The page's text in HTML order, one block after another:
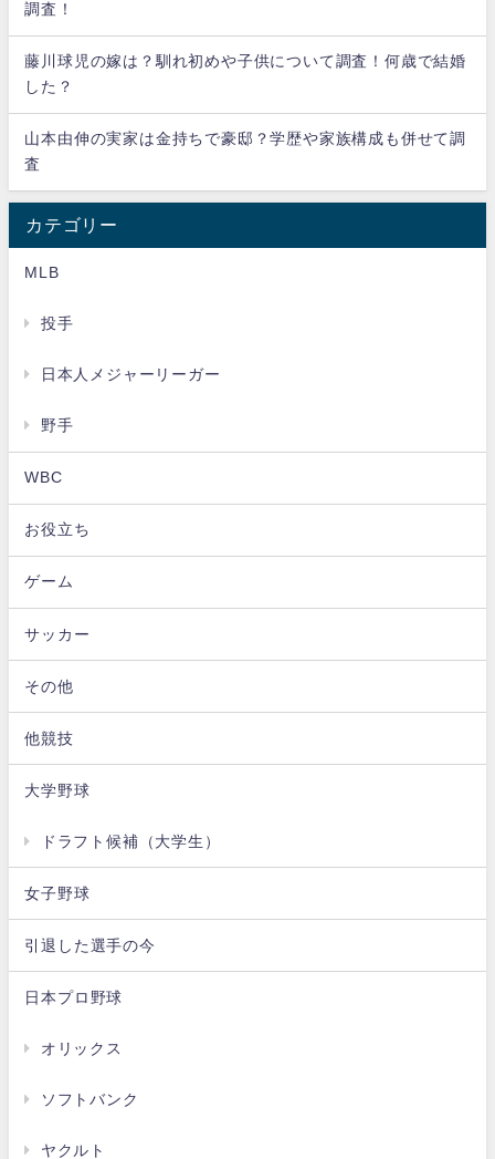
調査！
藤川球児の嫁は？馴れ初めや子供について調査！何歳で結婚
した？
山本由伸の実家は金持ちで豪邸？学歴や家族構成も併せて調
査
カテゴリー
MLB
投手
日本人メジャーリーガー
野手
WBC
お役立ち
ゲーム
サッカー
その他
他競技
大学野球
ドラフト候補（大学生）
女子野球
引退した選手の今
日本プロ野球
オリックス
ソフトバンク
ヤクルト